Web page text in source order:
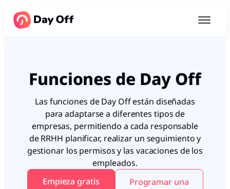
Funciones de Day Off
Las funciones de Day Off están diseñadas
para adaptarse a diferentes tipos de
empresas, permitiendo a cada responsable
de RRHH planificar, realizar un seguimiento y
gestionar los permisos y las vacaciones de los
empleados.
Empieza gratis
Programar una